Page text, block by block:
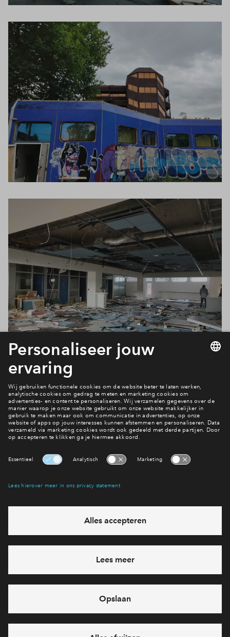
Ontdek de locatie
Meer over de Spoorzone
Interesse? Meld je dan snel aan
Hiermee blijf je op de hoogte van het belangrijkste nieuws en
Ja, ik wil mij aanmelden
Heb je een vraag en wil je direct antwoord? Bel ons op
712 20 63
feestdagen)
vandaag gesloten, maandag zijn we vanaf
09:00 uur weer